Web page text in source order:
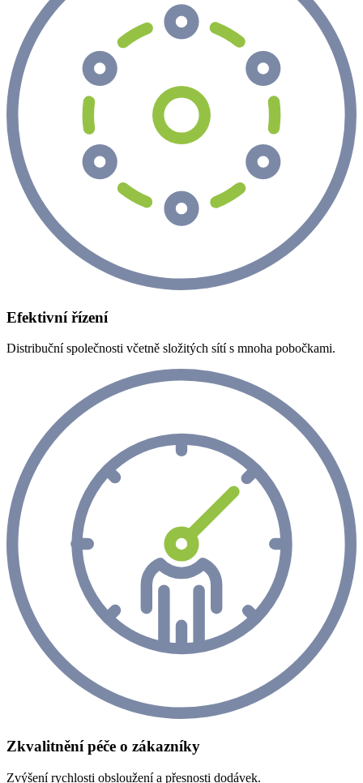
Efektivní řízení
Distribuční společnosti včetně složitých sítí s mnoha pobočkami.
Zkvalitnění péče o zákazníky
Zvýšení rychlosti obsloužení a přesnosti dodávek.